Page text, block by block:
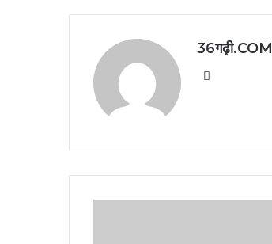
36गढ़ी.COM